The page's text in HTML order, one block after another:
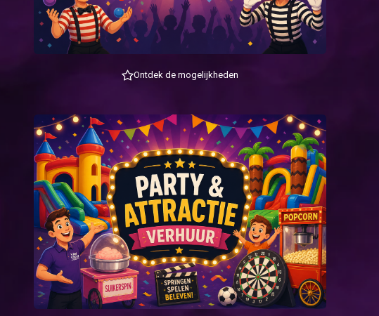
Ontdek de mogelijkheden